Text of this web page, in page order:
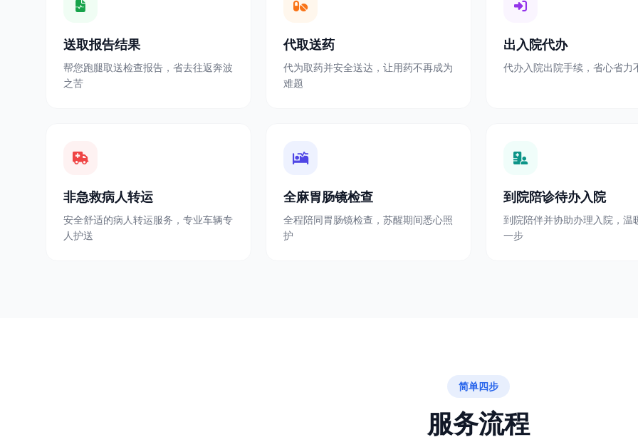
送取报告结果
帮您跑腿取送检查报告，省去往返奔波
之苦
代取送药
代为取药并安全送达，让用药不再成为
难题
出入院代办
代办入院出院手续，省心省力
非急救病人转运
安全舒适的病人转运服务，专业车辆专
人护送
全麻胃肠镜检查
全程陪同胃肠镜检查，苏醒期间悉心照
护
到院陪诊待办入院
到院陪伴并协助办理入院，温
一步
简单四步
服务流程